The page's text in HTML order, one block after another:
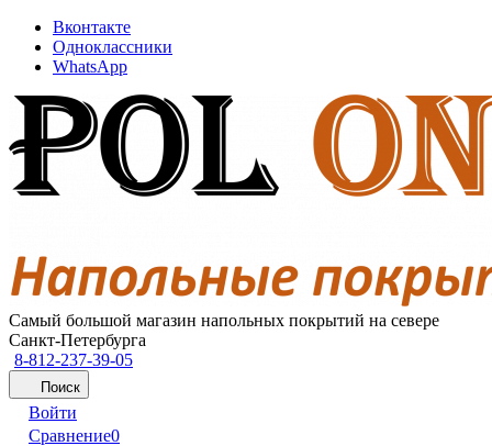
Вконтакте
Одноклассники
WhatsApp
Самый большой магазин напольных покрытий на севере
Санкт-Петербурга
8-812-237-39-05
Поиск
Войти
Сравнение0